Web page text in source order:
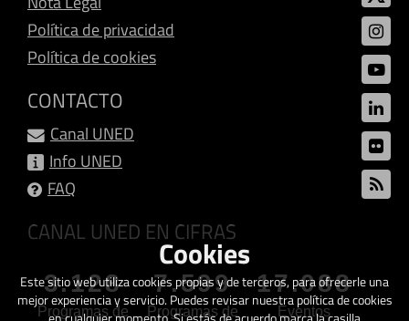
Política de privacidad
Política de cookies
CONTACTO
Canal UNED
Info UNED
FAQ
CANAL UNED EN CIFRAS
3.128
Programas de
7.599
Programas de
17.088
Eventos
Cookies
Este sitio web utiliza cookies propias y de terceros, para ofrecerle una
mejor experiencia y servicio. Puedes revisar nuestra política de cookies